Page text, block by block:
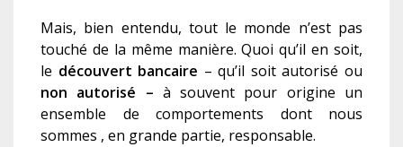
Mais, bien entendu, tout le monde n’est pas
touché de la même manière. Quoi qu’il en soit,
le découvert bancaire – qu’il soit autorisé ou
non autorisé – à souvent pour origine un
ensemble de comportements dont nous
sommes , en grande partie, responsable.